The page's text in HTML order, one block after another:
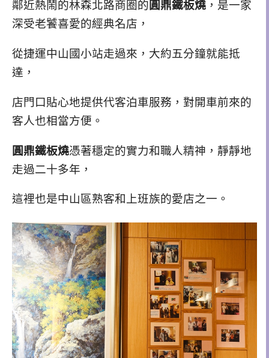
鄰近熱鬧的林森北路商圈的圓鼎鐵板燒 ，是一家
深受老饕喜愛的經典名店，
從捷運中山國小站走過來，大約五分鐘就能抵
達，
店門口貼心地提供代客泊車服務，對開車前來的
客人也相當方便。
圓鼎鐵板燒憑著穩定的實力和職人精神，靜靜地
走過二十多年，
這裡也是中山區熟客和上班族的愛店之一。